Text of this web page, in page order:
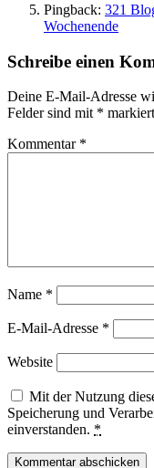
Pingback: 321
Wochenende
Schreibe einen
Deine E-Mail-Adresse
Felder sind mit * markiert
Kommentar *
Name *
E-Mail-Adresse *
Website
Mit der Nutzung
Speicherung und
einverstanden. *